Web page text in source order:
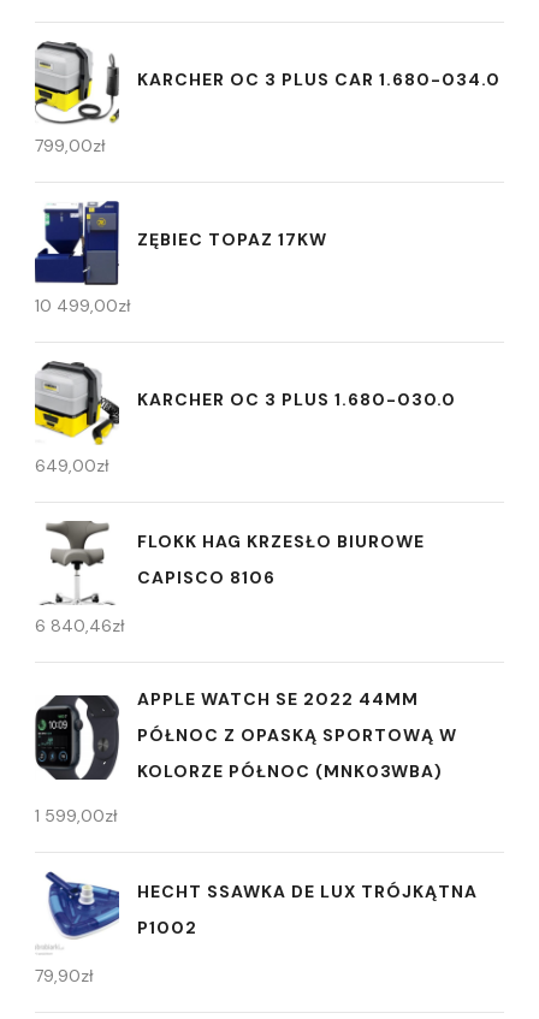
KARCHER OC 3 PLUS CAR 1.680-034.0
799,00zł
ZĘBIEC TOPAZ 17KW
10 499,00zł
KARCHER OC 3 PLUS 1.680-030.0
649,00zł
FLOKK HAG KRZESŁO BIUROWE
CAPISCO 8106
6 840,46zł
APPLE WATCH SE 2022 44MM
PÓŁNOC Z OPASKĄ SPORTOWĄ W
KOLORZE PÓŁNOC (MNK03WBA)
1 599,00zł
HECHT SSAWKA DE LUX TRÓJKĄTNA
P1002
79,90zł